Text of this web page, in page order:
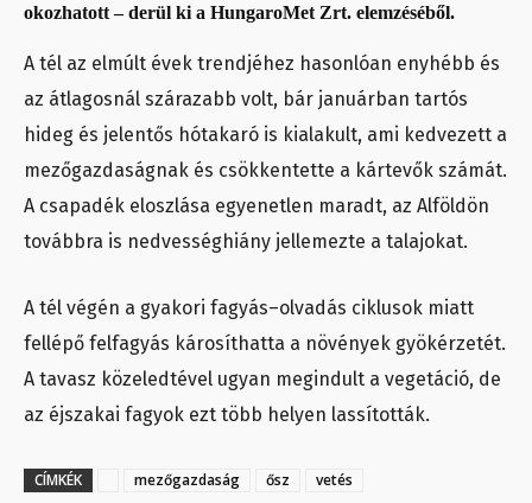
okozhatott – derül ki a HungaroMet Zrt. elemzéséből.
A tél az elmúlt évek trendjéhez hasonlóan enyhébb és
az átlagosnál szárazabb volt, bár januárban tartós
hideg és jelentős hótakaró is kialakult, ami kedvezett a
mezőgazdaságnak és csökkentette a kártevők számát.
A csapadék eloszlása egyenetlen maradt, az Alföldön
továbbra is nedvességhiány jellemezte a talajokat.
A tél végén a gyakori fagyás–olvadás ciklusok miatt
fellépő felfagyás károsíthatta a növények gyökérzetét.
A tavasz közeledtével ugyan megindult a vegetáció, de
az éjszakai fagyok ezt több helyen lassították.
CÍMKÉK mezőgazdaság ősz vetés